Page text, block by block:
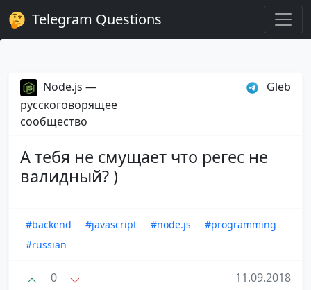
Telegram Questions
Node.js —
русскоговорящее
сообщество
Gleb
А тебя не смущает что регес не
валидный? )
#backend #javascript #node.js
#programming
#russian
0 11.09.2018